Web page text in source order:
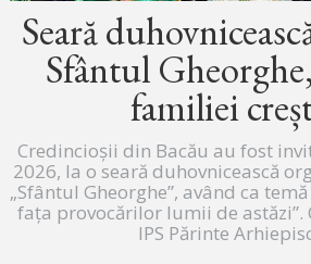
Seară
Sfântul
familiei
Credincioșii din Bacău au fost
2026, la o seară duhovnicească
„Sfântul Gheorghe”, având ca
fața provocărilor lumii de astăzi”.
IPS Părinte